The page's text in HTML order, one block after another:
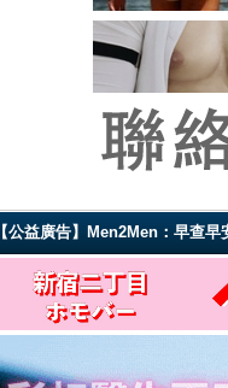
【公益廣告】Men2Men：早查早